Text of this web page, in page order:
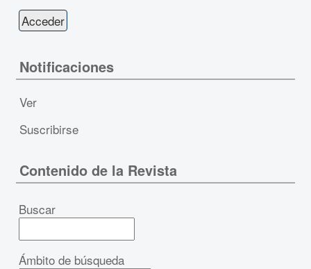
Notificaciones
Ver
Suscribirse
Contenido de la Revista
Buscar
Ámbito de búsqueda